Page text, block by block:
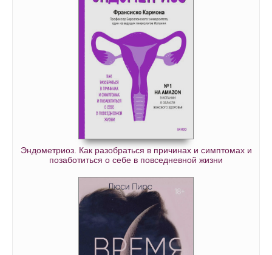
Эндометриоз. Как разобраться в причинах и симптомах и
позаботиться о себе в повседневной жизни